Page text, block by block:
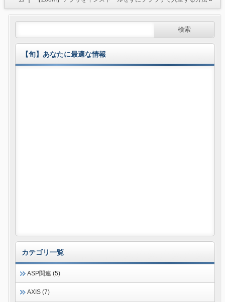
【旬】あなたに最適な情報
カテゴリ一覧
ASP関連 (5)
AXIS (7)